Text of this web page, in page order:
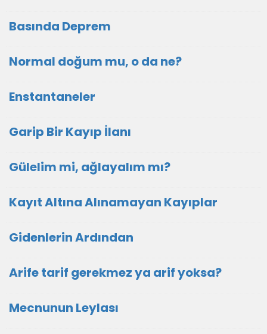
Basında Deprem
Normal doğum mu, o da ne?
Enstantaneler
Garip Bir Kayıp İlanı
Gülelim mi, ağlayalım mı?
Kayıt Altına Alınamayan Kayıplar
Gidenlerin Ardından
Arife tarif gerekmez ya arif yoksa?
Mecnunun Leylası